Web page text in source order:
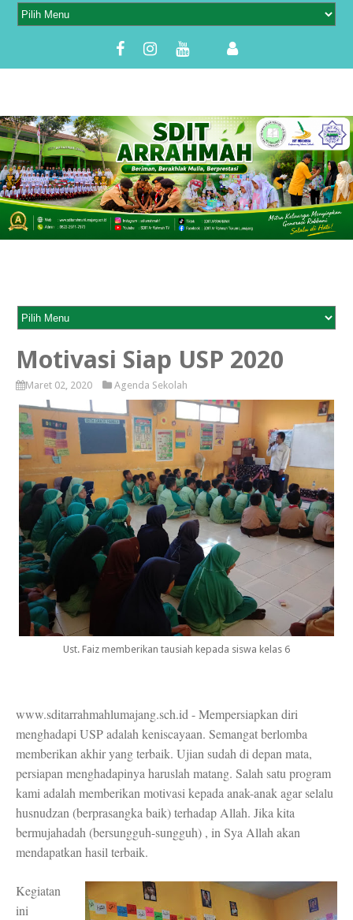
Motivasi Siap USP 2020
Maret 02, 2020 Agenda Sekolah
Ust. Faiz memberikan tausiah kepada siswa kelas 6
www.sditarrahmahlumajang.sch.id - Mempersiapkan diri
menghadapi USP adalah keniscayaan. Semangat berlomba
memberikan akhir yang terbaik. Ujian sudah di depan mata,
persiapan menghadapinya haruslah matang. Salah satu program
kami adalah memberikan motivasi kepada anak-anak agar selalu
husnudzan (berprasangka baik) terhadap Allah. Jika kita
bermujahadah (bersungguh-sungguh) , in Sya Allah akan
mendapatkan hasil terbaik.
Kegiatan
ini